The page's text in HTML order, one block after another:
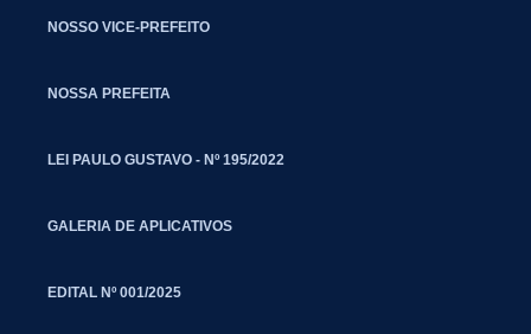
NOSSO VICE-PREFEITO
NOSSA PREFEITA
LEI PAULO GUSTAVO - Nº 195/2022
GALERIA DE APLICATIVOS
EDITAL Nº 001/2025